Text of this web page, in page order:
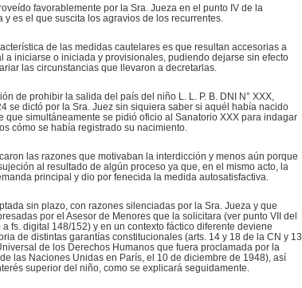
favorablemente por la Sra. Jueza en el punto IV de la
y es el que suscita los agravios de los recurrentes.
de las medidas cautelares es que resultan accesorias a
a iniciarse o iniciada y provisionales, pudiendo dejarse sin efecto
las circunstancias que llevaron a decretarlas.
de prohibir la salida del país del niño L. L. P. B. DNI N° XXX,
se dictó por la Sra. Juez sin siquiera saber si aquél había nacido
que simultáneamente se pidió oficio al Sanatorio XXX para indagar
cómo se había registrado su nacimiento.
las razones que motivaban la interdicción y menos aún porque
al resultado de algún proceso ya que, en el mismo acto, la
principal y dio por fenecida la medida autosatisfactiva.
sin plazo, con razones silenciadas por la Sra. Jueza y que
por el Asesor de Menores que la solicitara (ver punto VII del
fs. digital 148/152) y en un contexto fáctico diferente deviene
de distintas garantías constitucionales (arts. 14 y 18 de la CN y 13
de los Derechos Humanos que fuera proclamada por la
las Naciones Unidas en París, el 10 de diciembre de 1948), así
superior del niño, como se explicará seguidamente.